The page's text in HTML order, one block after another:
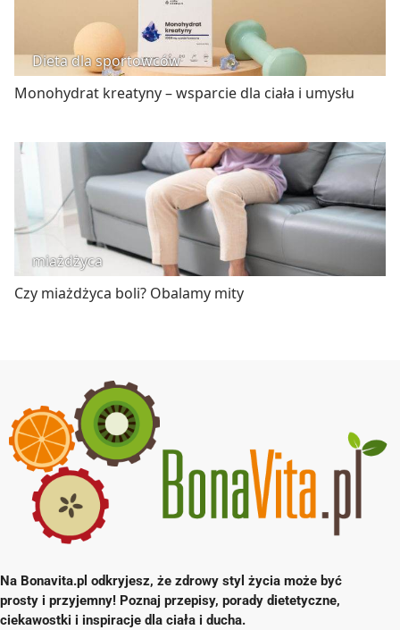
Dieta dla sportowców
Monohydrat kreatyny – wsparcie dla ciała i umysłu
miażdżyca
Czy miażdżyca boli? Obalamy mity
Na Bonavita.pl odkryjesz, że zdrowy styl życia może być
prosty i przyjemny! Poznaj przepisy, porady dietetyczne,
ciekawostki i inspiracje dla ciała i ducha.